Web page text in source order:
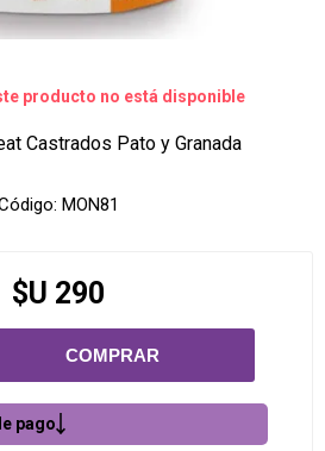
producto no está disponible
Castrados Pato y Granada
MON81
$U 290
pago